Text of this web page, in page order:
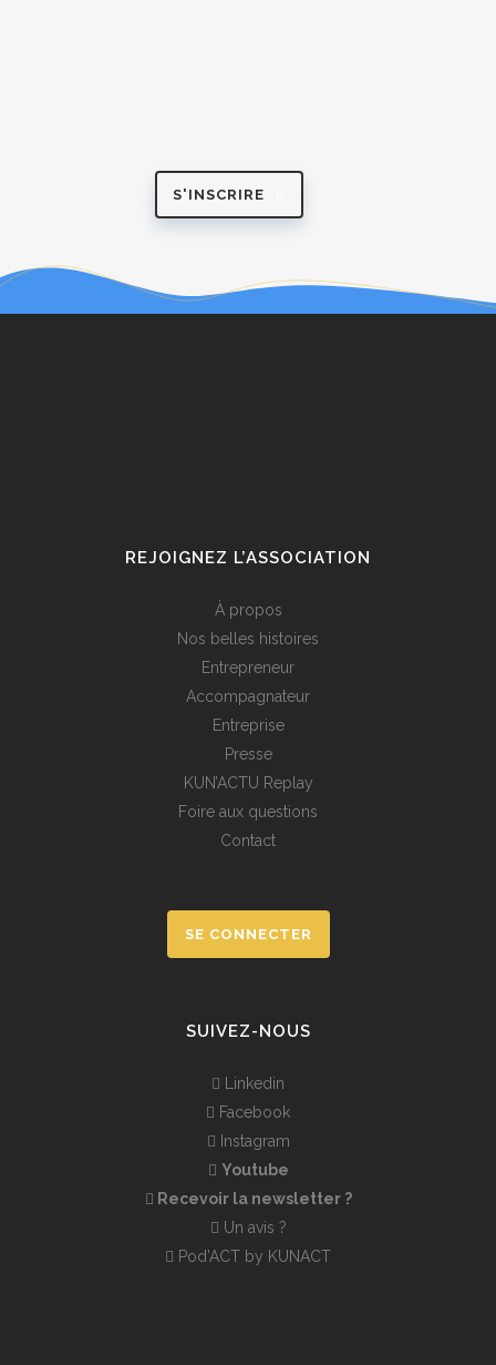
S'INSCRIRE
REJOIGNEZ L’ASSOCIATION
À propos
Nos belles histoires
Entrepreneur
Accompagnateur
Entreprise
Presse
KUN’ACTU Replay
Foire aux questions
Contact
SE CONNECTER
SUIVEZ-NOUS
Linkedin
Facebook
Instagram
Youtube
Recevoir la newsletter ?
Un avis ?
Pod’ACT by KUNACT